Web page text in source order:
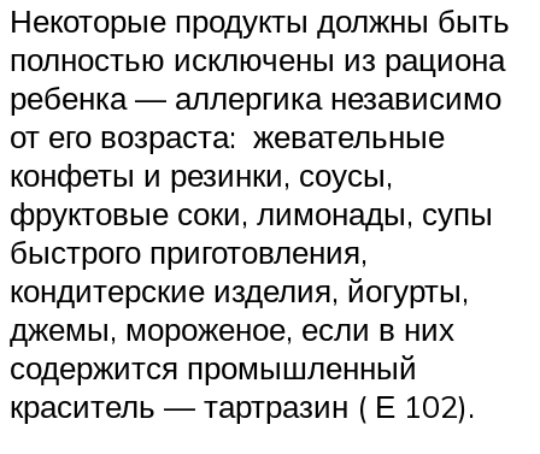
Некоторые продукты должны быть
полностью исключены из рациона
ребенка — аллергика независимо
от его возраста: жевательные
конфеты и резинки, соусы,
фруктовые соки, лимонады, супы
быстрого приготовления,
кондитерские изделия, йогурты,
джемы, мороженое, если в них
содержится промышленный
краситель — тартразин ( Е 102).